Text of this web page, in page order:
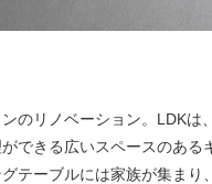
のリノベーション。LDK
できる広いスペースのある
テーブルには家族が集まり